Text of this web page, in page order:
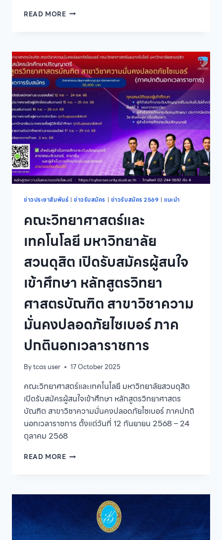
READ MOREคณะ
มหาวิทยาลัย
สวนดุสิต
เปิด
รับ
สมัคร
ผู้
สนใจ
เข้า
ศึกษา
วิทยา
ศาสตร
บัณฑิต
สาขา
ความ
ปลอดภัย
ภาค
นอก
เวลา
ราชการ
ข่าวประชาสัมพันธ์ | ข่าวรับสมัคร | ข่าวรับสมัคร 2569 | แนะนำ
คณะวิทยาศาสตร์และ
เทคโนโลยี มหาวิทยาลัย
สวนดุสิต เปิดรับสมัครผู้สนใจ
เข้าศึกษา หลักสูตรวิทยา
ศาสตรบัณฑิต สาขาวิชาความ
มั่นคงปลอดภัยไซเบอร์ ภาค
ปกตินอกเวลาราชการ
Bytcas user 17 October 2025
คณะวิทยาศาสตร์และเทคโนโลยี มหาวิทยาลัยสวนดุสิต
เปิดรับสมัครผู้สนใจเข้าศึกษา หลักสูตรวิทยาศาสตร
บัณฑิต สาขาวิชาความมั่นคงปลอดภัยไซเบอร์ ภาคปกติ
นอกเวลาราชการ ตั้งแต่วันที่ 12 กันยายน 2568 – 24
ตุลาคม 2568
READ MOREคณะ
มหาวิทยาลัย
รับ
สมัคร